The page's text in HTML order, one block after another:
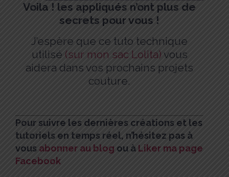
Voila ! les appliqués n’ont plus de
secrets pour vous !
J’espère que ce tuto technique
utilisé (sur mon sac Lolita) vous
aidera dans vos prochains projets
couture.
Pour suivre les dernières créations et les
tutoriels en temps réel, n’hésitez pas à
vous abonner au blog ou à Liker ma page
Facebook